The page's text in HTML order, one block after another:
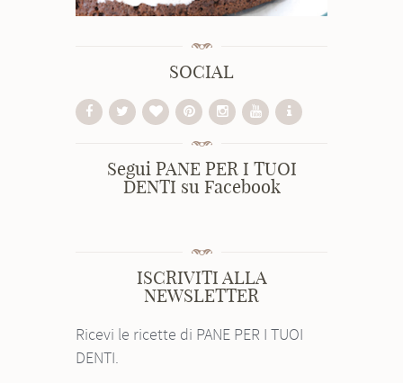
SOCIAL
Segui PANE PER I TUOI
DENTI su Facebook
ISCRIVITI ALLA
NEWSLETTER
Ricevi le ricette di PANE PER I TUOI
DENTI.